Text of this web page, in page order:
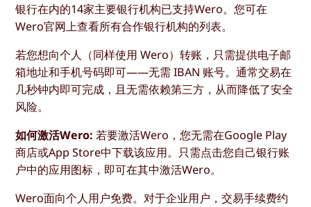
银行在内的14家主要银行机构已支持Wero。您可在
Wero官网上查看所有合作银行机构的列表。
若您想向个人（同样使用 Wero）转账，只需提供电子邮
箱地址和手机号码即可——无需 IBAN 账号。通常交易在
几秒钟内即可完成，且无需依赖第三方，从而降低了安全
风险。
如何激活Wero: 若要激活Wero，您无需在Google Play
商店或App Store中下载该应用。只需点击您自己银行账
户中的应用图标，即可在其中激活Wero。
Wero面向个人用户免费。对于企业用户，交易手续费约